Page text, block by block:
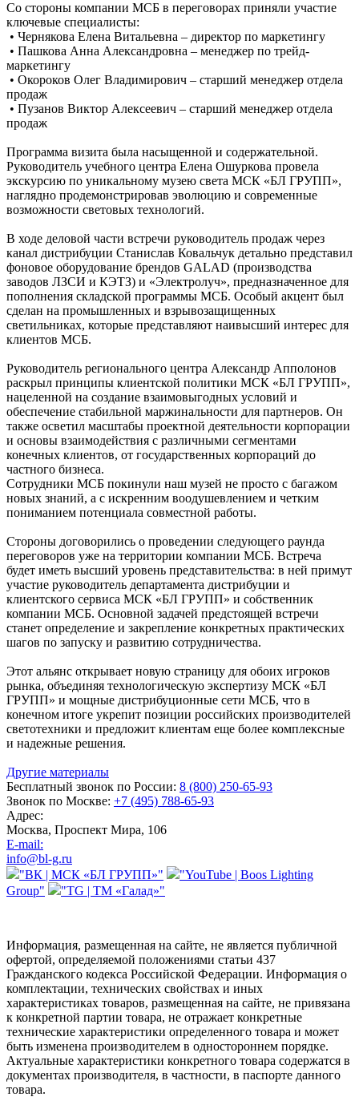
Со стороны компании МСБ в переговорах приняли участие
ключевые специалисты:
• Чернякова Елена Витальевна – директор по маркетингу
• Пашкова Анна Александровна – менеджер по трейд-
маркетингу
• Окороков Олег Владимирович – старший менеджер отдела
продаж
• Пузанов Виктор Алексеевич – старший менеджер отдела
продаж
Программа визита была насыщенной и содержательной.
Руководитель учебного центра Елена Ошуркова провела
экскурсию по уникальному музею света МСК «БЛ ГРУПП»,
наглядно продемонстрировав эволюцию и современные
возможности световых технологий.
В ходе деловой части встречи руководитель продаж через
канал дистрибуции Станислав Ковальчук детально представил
фоновое оборудование брендов GALAD (производства
заводов ЛЗСИ и КЭТЗ) и «Электролуч», предназначенное для
пополнения складской программы МСБ. Особый акцент был
сделан на промышленных и взрывозащищенных
светильниках, которые представляют наивысший интерес для
клиентов МСБ.
Руководитель регионального центра Александр Апполонов
раскрыл принципы клиентской политики МСК «БЛ ГРУПП»,
нацеленной на создание взаимовыгодных условий и
обеспечение стабильной маржинальности для партнеров. Он
также осветил масштабы проектной деятельности корпорации
и основы взаимодействия с различными сегментами
конечных клиентов, от государственных корпораций до
частного бизнеса.
Сотрудники МСБ покинули наш музей не просто с багажом
новых знаний, а с искренним воодушевлением и четким
пониманием потенциала совместной работы.
Стороны договорились о проведении следующего раунда
переговоров уже на территории компании МСБ. Встреча
будет иметь высший уровень представительства: в ней примут
участие руководитель департамента дистрибуции и
клиентского сервиса МСК «БЛ ГРУПП» и собственник
компании МСБ. Основной задачей предстоящей встречи
станет определение и закрепление конкретных практических
шагов по запуску и развитию сотрудничества.
Этот альянс открывает новую страницу для обоих игроков
рынка, объединяя технологическую экспертизу МСК «БЛ
ГРУПП» и мощные дистрибуционные сети МСБ, что в
конечном итоге укрепит позиции российских производителей
светотехники и предложит клиентам еще более комплексные
и надежные решения.
Другие материалы
Бесплатный звонок по России: 8 (800) 250-65-93
Звонок по Москве: +7 (495) 788-65-93
Адрес:
Москва, Проспект Мира, 106
E-mail:
info@bl-g.ru
"ВК | МСК «БЛ ГРУПП»"
"YouTube | Boos Lighting
Group"
"TG | ТМ «Галад»"
Информация, размещенная на сайте, не является публичной
офертой, определяемой положениями статьи 437
Гражданского кодекса Российской Федерации. Информация о
комплектации, технических свойствах и иных
характеристиках товаров, размещенная на сайте, не привязана
к конкретной партии товара, не отражает конкретные
технические характеристики определенного товара и может
быть изменена производителем в одностороннем порядке.
Актуальные характеристики конкретного товара содержатся в
документах производителя, в частности, в паспорте данного
товара.